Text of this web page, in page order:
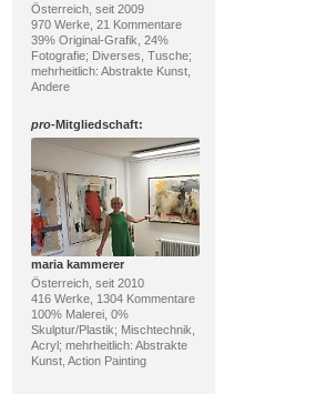
Österreich, seit 2009
970 Werke, 21 Kommentare
39% Original-Grafik, 24%
Fotografie; Diverses, Tusche;
mehrheitlich: Abstrakte Kunst,
Andere
pro-Mitgliedschaft:
maria kammerer
Österreich, seit 2010
416 Werke, 1304 Kommentare
100% Malerei, 0%
Skulptur/Plastik; Mischtechnik,
Acryl; mehrheitlich: Abstrakte
Kunst, Action Painting